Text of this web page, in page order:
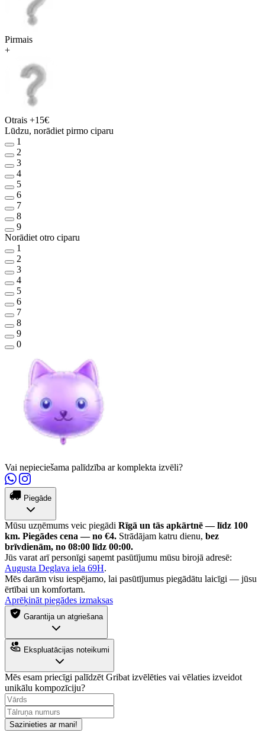
Pirmais
+
Otrais +15€
Lūdzu, norādiet pirmo ciparu
1
2
3
4
5
6
7
8
9
Norādiet otro ciparu
1
2
3
4
5
6
7
8
9
0
Vai nepieciešama palīdzība ar komplekta izvēli?
Piegāde
Mūsu uzņēmums veic piegādi Rīgā un tās apkārtnē — līdz 100
km. Piegādes cena — no €4. Strādājam katru dienu, bez
brīvdienām, no 08:00 līdz 00:00.
Jūs varat arī personīgi saņemt pasūtījumu mūsu birojā adresē:
Augusta Deglava iela 69H.
Mēs darām visu iespējamo, lai pasūtījumus piegādātu laicīgi — jūsu
ērtībai un komfortam.
Aprēķināt piegādes izmaksas
Garantija un atgriešana
Ekspluatācijas noteikumi
Mēs esam priecīgi palīdzēt Gribat izvēlēties vai vēlaties izveidot
unikālu kompozīciju?
Sazinieties ar mani!